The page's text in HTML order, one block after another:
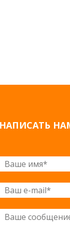
НАПИСАТЬ